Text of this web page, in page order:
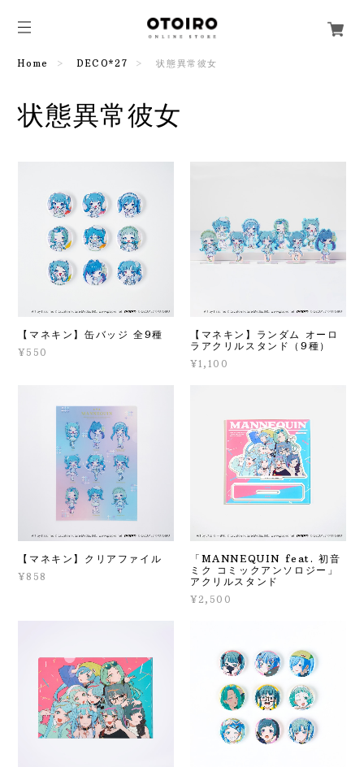
Home DECO*27 状態異常彼女
状態異常彼女
【マネキン】缶バッジ 全9種
¥550
【マネキン】ランダム オーロ
ラアクリルスタンド（9種）
¥1,100
【マネキン】クリアファイル
¥858
「MANNEQUIN feat. 初音
ミク コミックアンソロジー」
アクリルスタンド
¥2,500